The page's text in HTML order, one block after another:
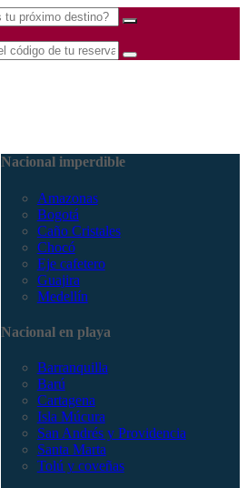
Nacional imperdible
Amazonas
Bogotá
Caño Cristales
Chocó
Eje cafetero
Guajira
Medellín
Nacional en playa
Barranquilla
Barú
Cartagena
Isla Múcura
San Andrés y Providencia
Santa Marta
Tolú y coveñas